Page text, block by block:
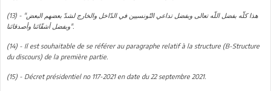
(13) - "هذا كلّه بفضل اللّه تعالى وبفضل تداعي التّونسيين في الدّاخل والخارج لشدّ بعضهم البعض
وبفضل أشقّائنا وأصدقائنا".
(14) - Il est souhaitable de se référer au paragraphe relatif à la structure (B-Structure
du discours) de la première partie.
(15) - Décret présidentiel no 117-2021 en date du 22 septembre 2021.